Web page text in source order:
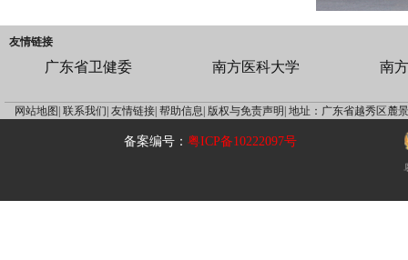
友情链接
广东省卫健委 南方医科大学 南
网站地图| 联系我们| 友情链接| 帮助信息| 版权与免责声明| 地址：广东省越秀区麓
备案编号：粤ICP备10222097号